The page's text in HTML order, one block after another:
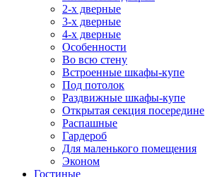
2-х дверные
3-х дверные
4-х дверные
Особенности
Во всю стену
Встроенные шкафы-купе
Под потолок
Раздвижные шкафы-купе
Открытая секция посередине
Распашные
Гардероб
Для маленького помещения
Эконом
Гостиные